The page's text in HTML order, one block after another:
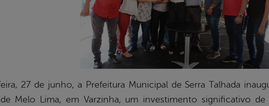
27 de junho, a Prefeitura Municipal de Serra Talhada
Melo Lima, em Varzinha, um investimento significativo